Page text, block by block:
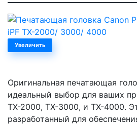
Увеличить
Оригинальная печатающая
идеальный выбор для ваших
TX-2000, TX-3000, и TX-4000.
разработанный для